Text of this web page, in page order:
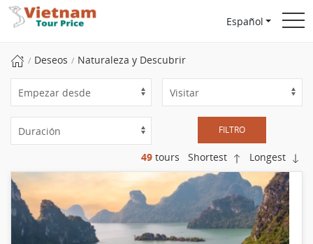
Español
Deseos Naturaleza y Descubrir
FILTRO
49 tours Shortest Longest